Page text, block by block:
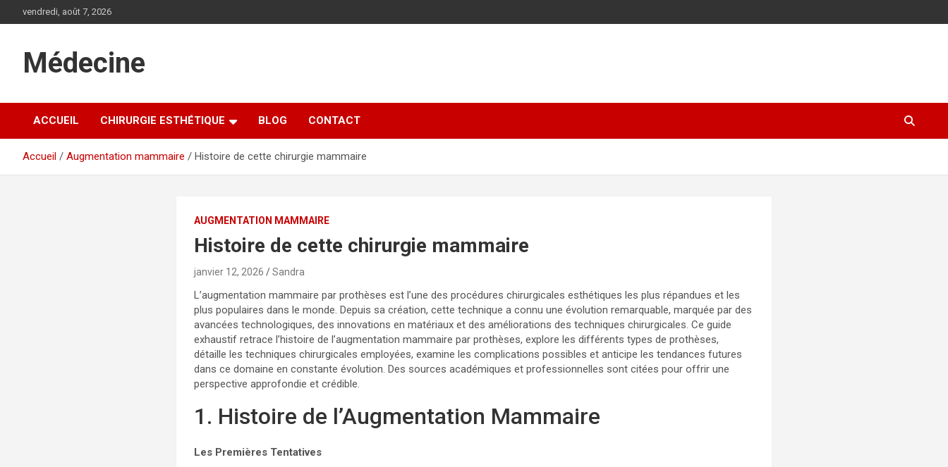
l
n
vendredi, août 7, 2026
Médecine
ACCUEIL CHIRURGIE ESTHÉTIQUE BLOG CONTACT
Accueil Augmentation mammaire Histoire de cette chirurgie mammaire
AUGMENTATION MAMMAIRE
Histoire de cette chirurgie mammaire
janvier 12, 2026 Sandra
L’augmentation mammaire par prothèses est l’une des procédures chirurgicales esthétiques les plus répandues et les
plus populaires dans le monde. Depuis sa création, cette technique a connu une évolution remarquable, marquée par des
avancées technologiques, des innovations en matériaux et des améliorations des techniques chirurgicales. Ce guide
exhaustif retrace l’histoire de l’augmentation mammaire par prothèses, explore les différents types de prothèses,
détaille les techniques chirurgicales employées, examine les complications possibles et anticipe les tendances futures
dans ce domaine en constante évolution. Des sources académiques et professionnelles sont citées pour offrir une
perspective approfondie et crédible.
1. Histoire de l’Augmentation Mammaire
Les Premières Tentatives